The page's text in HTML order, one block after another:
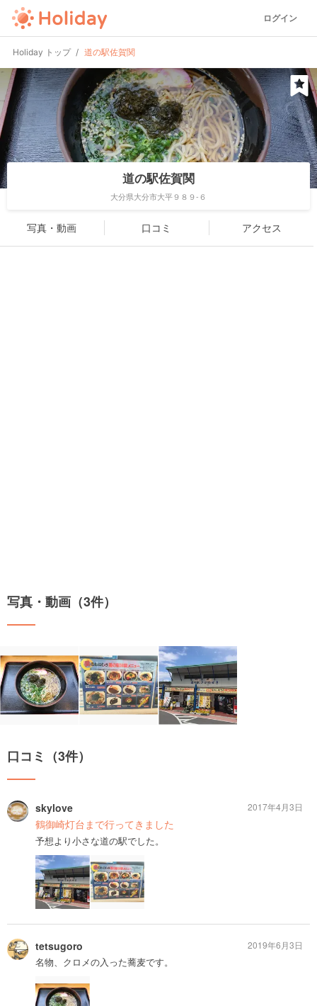
ログイン
Holiday トップ 道の駅佐賀関
道の駅佐賀関
大分県大分市大平９８９-６
写真・動画 口コミ アクセス
写真・動画（3件）
口コミ（3件）
skylove
鶴御崎灯台まで行ってきました
予想より小さな道の駅でした。
2017年4月3日
tetsugoro
名物、クロメの入った蕎麦です。
2019年6月3日